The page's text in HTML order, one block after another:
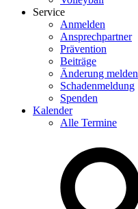
Service
Anmelden
Ansprechpartner
Prävention
Beiträge
Änderung melden
Schadenmeldung
Spenden
Kalender
Alle Termine